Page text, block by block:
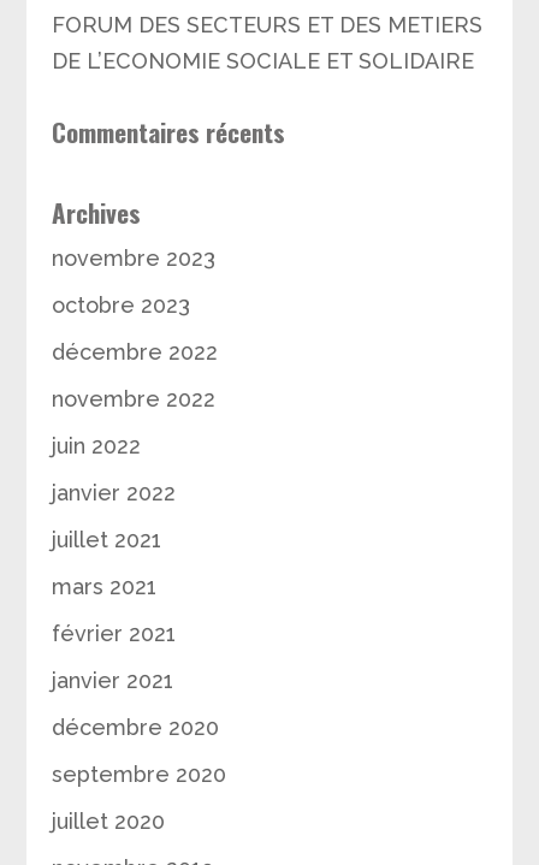
FORUM DES SECTEURS ET DES METIERS
DE L’ECONOMIE SOCIALE ET SOLIDAIRE
Commentaires récents
Archives
novembre 2023
octobre 2023
décembre 2022
novembre 2022
juin 2022
janvier 2022
juillet 2021
mars 2021
février 2021
janvier 2021
décembre 2020
septembre 2020
juillet 2020